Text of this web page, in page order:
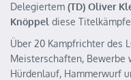
Delegiertem (TD) Oliver
Knöppel diese
Über 20 Kampfrichter des
Meisterschaften, Bewerbe
Hürdenlauf, Hammerwurf